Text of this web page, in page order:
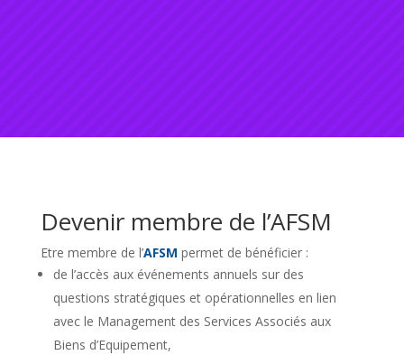
Devenir membre de l’AFSM
Etre membre de l’AFSM permet de bénéficier :
de l’accès aux événements annuels sur des
questions stratégiques et opérationnelles en lien
avec le Management des Services Associés aux
Biens d’Equipement,